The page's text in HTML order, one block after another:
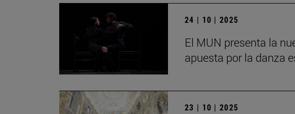
24 | 10 | 2025
El MUN presenta la
apuesta por la danza
23 | 10 | 2025